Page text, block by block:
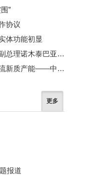
”
协议
体功能初显
中铝集团董事长段向东与蒙古国副总理诺木泰巴亚尔举行会谈
锻造无愧时代无愧使命的世界一流新质产能——中国有色金属工业的战略应对与破局之道（二）
更多
报道